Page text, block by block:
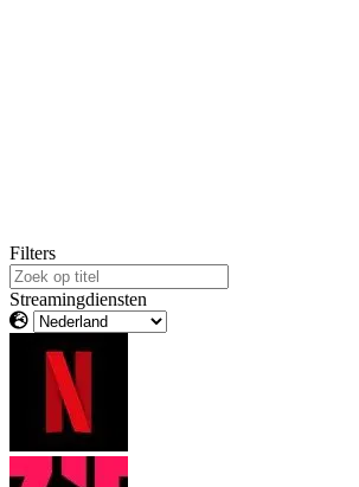
Filters
Streamingdiensten